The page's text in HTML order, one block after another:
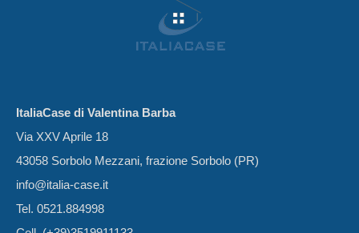
ItaliaCase di Valentina Barba
Via XXV Aprile 18
43058 Sorbolo Mezzani, frazione Sorbolo (PR)
info@italia-case.it
Tel. 0521.884998